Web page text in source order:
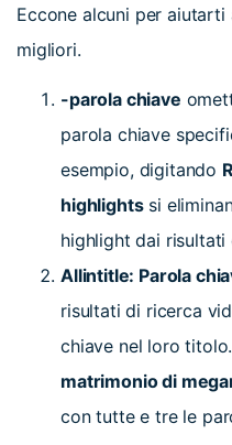
Eccone alcuni per
migliori.
-parola chiave
parola chiave
esempio, digitando
highlights si
highlight dai risultati
Allintitle: Parola
risultati di ricerca
chiave nel loro
matrimonio di
con tutte e tre le